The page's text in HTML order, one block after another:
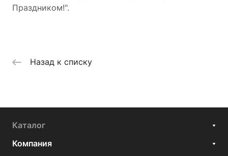
Праздником!".
Назад к списку
Каталог
Компания